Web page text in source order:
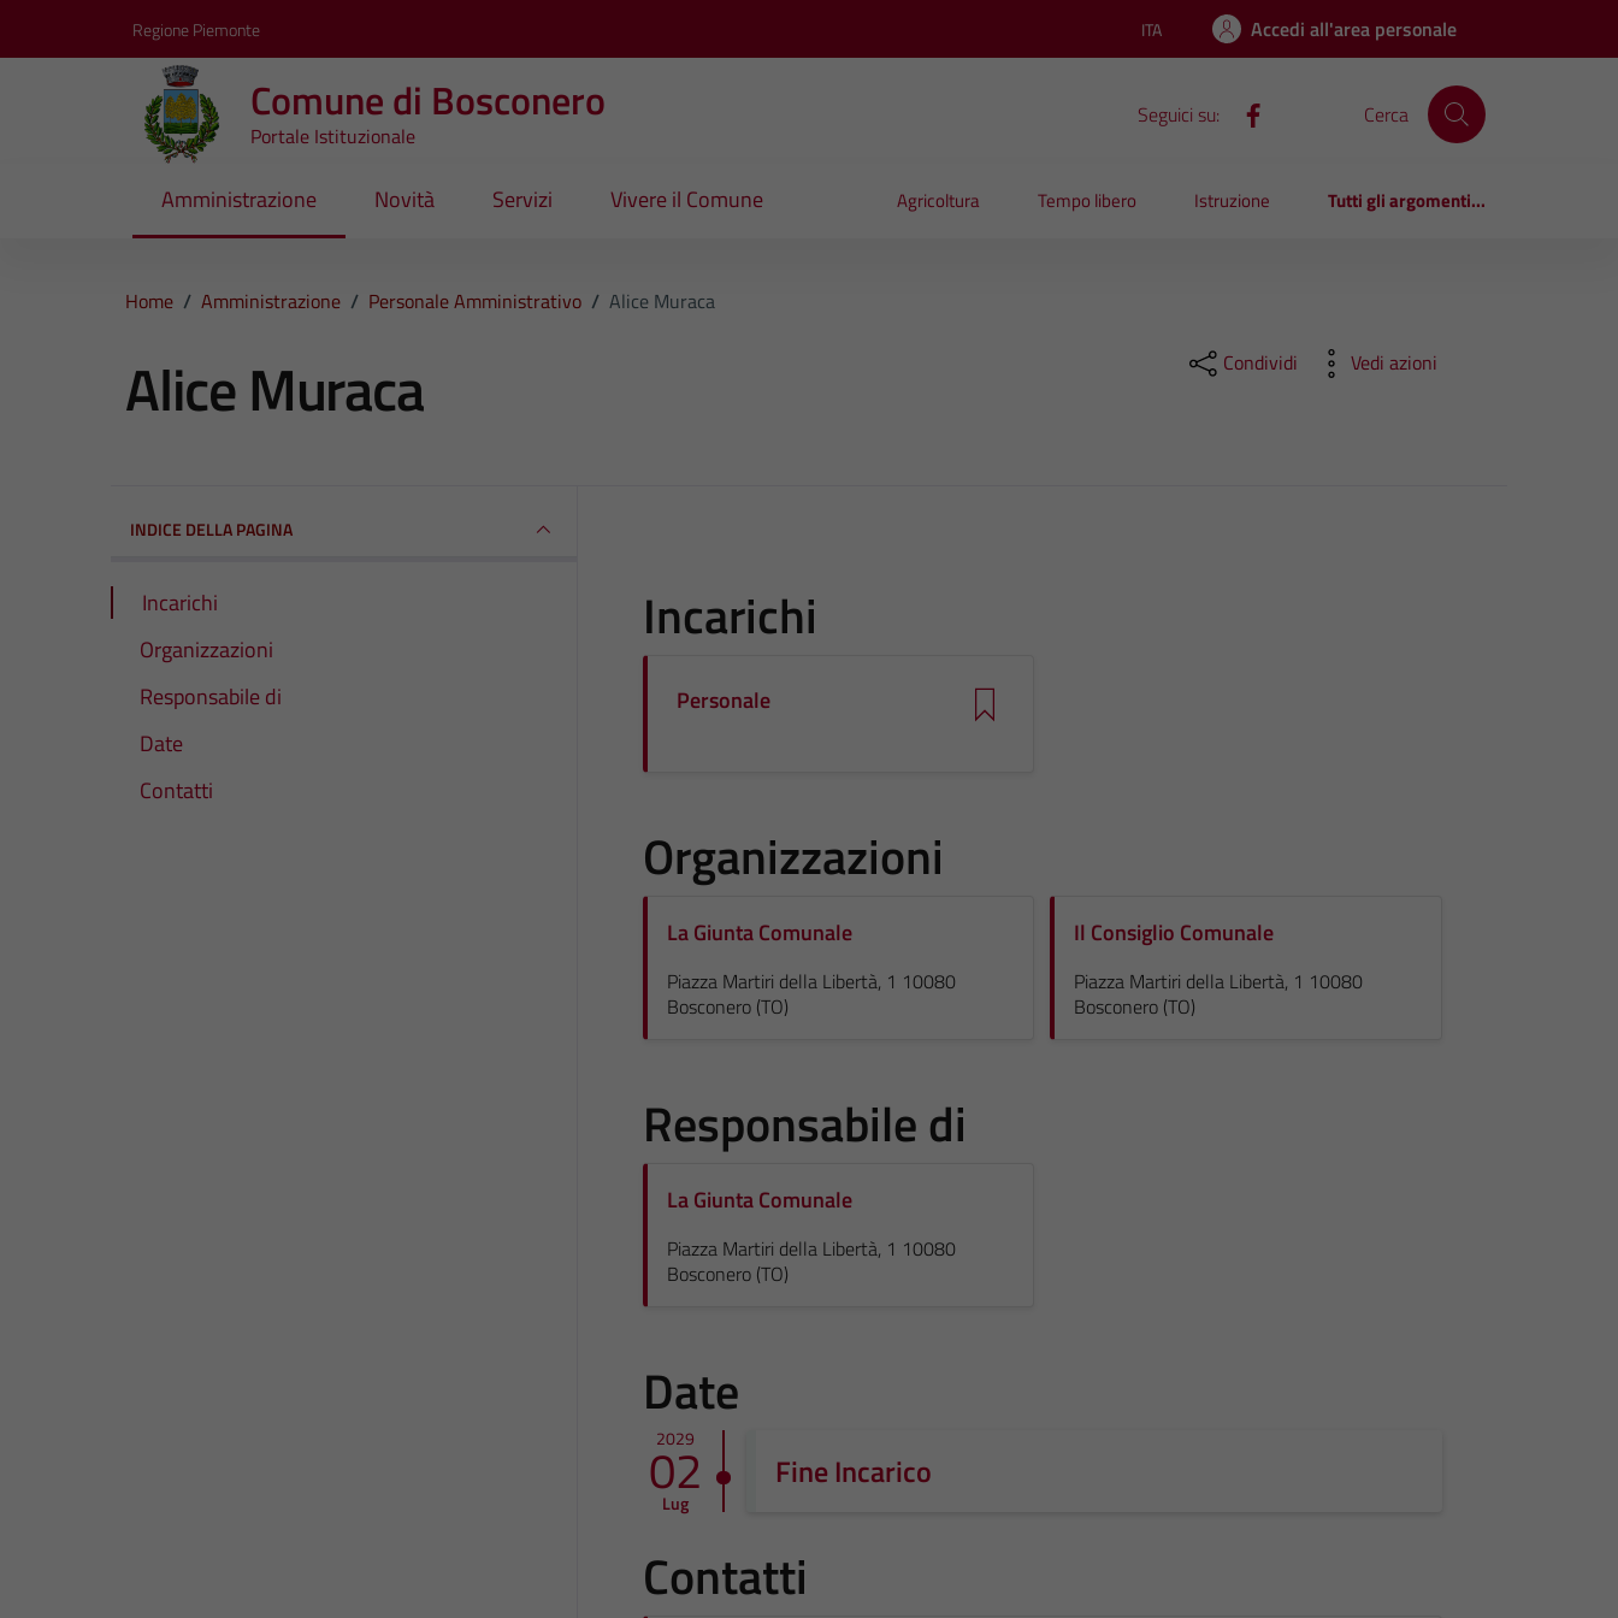
Regione Piemonte Lingua attiva:
ITA Accedi all'area personale
Comune di Bosconero
Portale Istituzionale
Seguici su: Cerca
Amministrazione Novità Servizi Vivere il Comune Agricoltura Tempo libero Istruzione Tutti gli argomenti...
Home / Amministrazione / Personale Amministrativo / Alice Muraca
Alice Muraca Condividi Vedi azioni
INDICE DELLA PAGINA
Incarichi
Organizzazioni
Responsabile di
Date
Contatti
Incarichi
Personale
Organizzazioni
La Giunta Comunale
Piazza Martiri della Libertà, 1 10080
Bosconero (TO)
Il Consiglio Comunale
Piazza Martiri della Libertà, 1 10080
Bosconero (TO)
Responsabile di
La Giunta Comunale
Piazza Martiri della Libertà, 1 10080
Bosconero (TO)
Date
2029
02
Lug
Fine Incarico
Contatti